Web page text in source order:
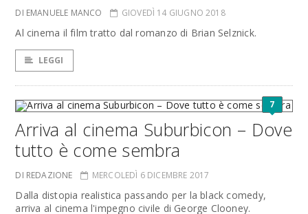
DI EMANUELE MANCO GIOVEDÌ 14 GIUGNO 2018
Al cinema il film tratto dal romanzo di Brian Selznick.
LEGGI
7
Arriva al cinema Suburbicon – Dove
tutto è come sembra
DI REDAZIONE MERCOLEDÌ 6 DICEMBRE 2017
Dalla distopia realistica passando per la black comedy,
arriva al cinema l'impegno civile di George Clooney.